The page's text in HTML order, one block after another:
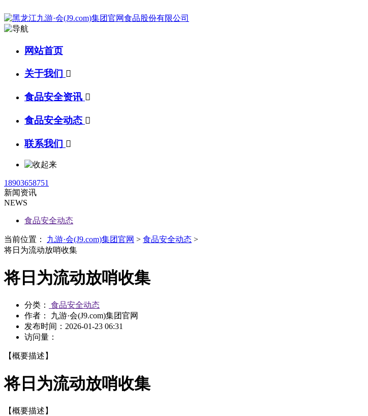
网站首页
关于我们 
食品安全资讯 
食品安全动态 
联系我们 
18903658751
新闻资讯
NEWS
食品安全动态
当前位置： 九游·会(J9.com)集团官网 > 食品安全动态 >
将日为流动放哨收集
将日为流动放哨收集
分类：
食品安全动态
作者： 九游·会(J9.com)集团官网
发布时间： 2026-01-23 06:31
访问量：
【概要描述】
将日为流动放哨收集
【概要描述】